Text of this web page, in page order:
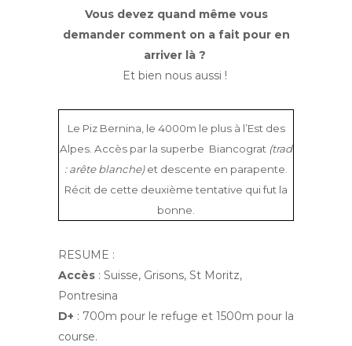
Vous devez quand même vous
demander comment on a fait pour en
arriver là ?
Et bien nous aussi !
Le Piz Bernina, le 4000m le plus à l’Est des
Alpes. Accès par la superbe Biancograt (trad
: arête blanche)et descente en parapente.
Récit de cette deuxième tentative qui fut la
bonne.
RESUME :
Accès : Suisse, Grisons, St Moritz,
Pontresina
D+ : 700m pour le refuge et 1500m pour la
course.